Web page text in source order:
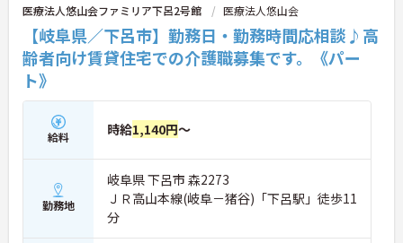
医療法人悠山会ファミリア下呂2号館 医療法人悠山会
【岐阜県／下呂市】勤務日・勤務時間応相談♪高
齢者向け賃貸住宅での介護職募集です。《パー
ト》
給料 時給1,140円～
勤務地
岐阜県 下呂市 森2273
ＪＲ高山本線(岐阜－猪谷)「下呂駅」徒歩11
分